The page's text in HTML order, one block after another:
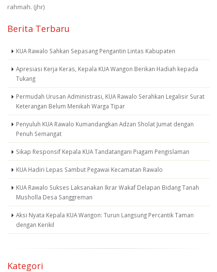
rahmah. (jhr)
Berita Terbaru
KUA Rawalo Sahkan Sepasang Pengantin Lintas Kabupaten
Apresiasi Kerja Keras, Kepala KUA Wangon Berikan Hadiah kepada
Tukang
Permudah Urusan Administrasi, KUA Rawalo Serahkan Legalisir Surat
Keterangan Belum Menikah Warga Tipar
Penyuluh KUA Rawalo Kumandangkan Adzan Sholat Jumat dengan
Penuh Semangat
Sikap Responsif Kepala KUA Tandatangani Piagam Pengislaman
KUA Hadiri Lepas Sambut Pegawai Kecamatan Rawalo
KUA Rawalo Sukses Laksanakan Ikrar Wakaf Delapan Bidang Tanah
Musholla Desa Sanggreman
Aksi Nyata Kepala KUA Wangon: Turun Langsung Percantik Taman
dengan Kerikil
Kategori